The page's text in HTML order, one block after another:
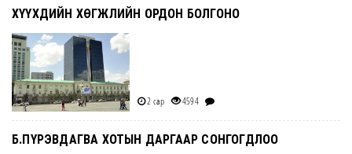
ХҮҮХДИЙН ХӨГЖЛИЙН ОРДОН БОЛГОНО
2 сар 4594
Б.ПҮРЭВДАГВА ХОТЫН ДАРГААР СОНГОГДЛОО